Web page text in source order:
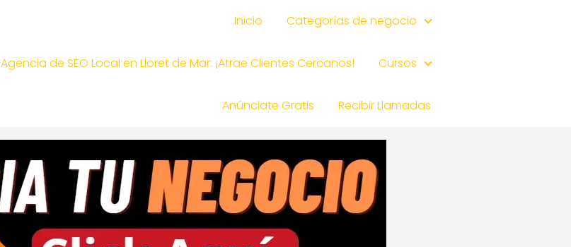
Inicio Categorías de negocio
Agencia de SEO Local en Lloret de Mar: ¡Atrae Clientes Cercanos! Cursos
Anúnciate Gratis Recibir Llamadas